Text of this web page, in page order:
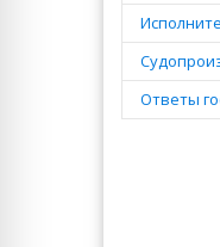
Ответы